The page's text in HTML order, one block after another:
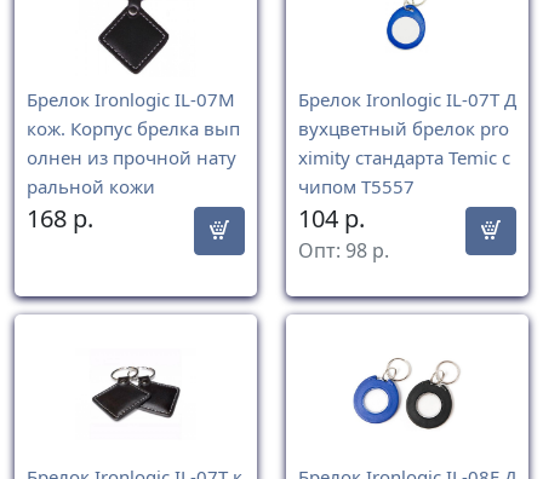
Брелок Ironlogic IL-07M
кож. Корпус брелка вып
олнен из прочной нату
ральной кожи
168 р.
Брелок Ironlogic IL-07T Д
вухцветный брелок pro
ximity стандарта Temic с
чипом Т5557
104 р.
Опт: 98 р.